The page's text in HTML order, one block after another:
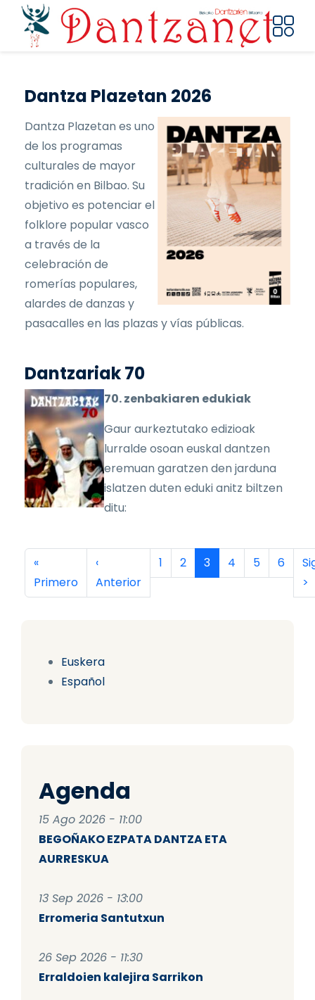
Pasar al contenido principal
Euskera
Español
Agenda
15 Ago 2026 - 11:00
BEGOÑAKO EZPATA DANTZA ETA
AURRESKUA
13 Sep 2026 - 13:00
Erromeria Santutxun
26 Sep 2026 - 11:30
Erraldoien kalejira Sarrikon
Dantza Plazetan 2026
Dantza Plazetan es uno
de los programas
culturales de mayor
tradición en Bilbao. Su
objetivo es potenciar el
folklore popular vasco
a través de la
celebración de
romerías populares,
alardes de danzas y
pasacalles en las plazas y vías públicas.
Dantzariak 70
70. zenbakiaren edukiak
Gaur aurkeztutako edizioak
lurralde osoan euskal dantzen
eremuan garatzen den jarduna
islatzen duten eduki anitz biltzen
ditu:
Paginación
Primera página
«
Primero
Página anterior
‹
Anterior
Página
1 Página
2 Página actual
3 Página
4 Página
5 Página
6
>